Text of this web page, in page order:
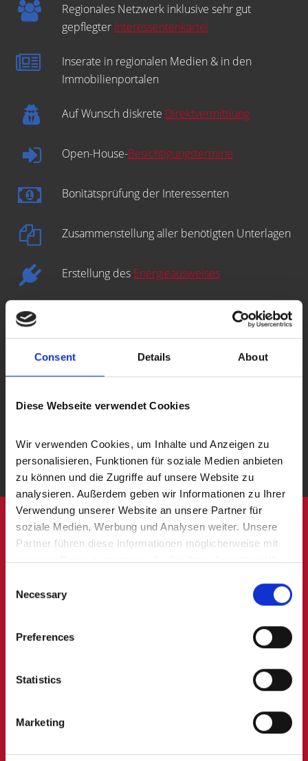
Consent Details About
Diese Webseite verwendet Cookies
Wir verwenden Cookies, um Inhalte und Anzeigen zu
personalisieren, Funktionen für soziale Medien anbieten
zu können und die Zugriffe auf unsere Website zu
analysieren. Außerdem geben wir Informationen zu Ihrer
Verwendung unserer Website an unsere Partner für
soziale Medien, Werbung und Analysen weiter. Unsere
Partner führen diese Informationen möglicherweise mit
weiteren Daten zusammen, die Sie ihnen bereitgestellt
gesammelt haben.
Selection
Necessary
Preferences
Statistics
Marketing
Regionales Netzwerk inklusive sehr gut
gepflegter Interessentenkartei
Inserate in regionalen Medien & in den
Immobilienportalen
Auf Wunsch diskrete Direktvermittlung
Open-House-Besichtigungstermine
Bonitätsprüfung der Interessenten
Zusammenstellung aller benötigten Unterlagen
Erstellung des Energieausweises
Erstellung des Kaufvertragsentwurfs
Prüfung der Finanzierung des Käufers
Notartermins
Auch nach dem Verkauf sind wir für Sie da
Professioneller
für
Gerolstein Zum
Sandborn
Umgebung
gesucht?
06591